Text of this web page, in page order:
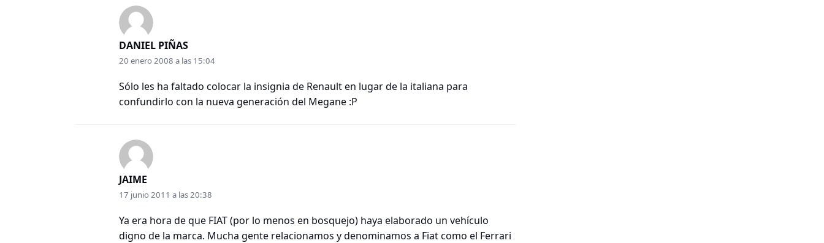
DANIEL PIÑAS
20 enero 2008 a las 15:04
Sólo les ha faltado colocar la insignia de Renault en lugar de la italiana para
confundirlo con la nueva generación del Megane :P
JAIME
17 junio 2011 a las 20:38
Ya era hora de que FIAT (por lo menos en bosquejo) haya elaborado un vehículo
digno de la marca. Mucha gente relacionamos y denominamos a Fiat como el Ferrari